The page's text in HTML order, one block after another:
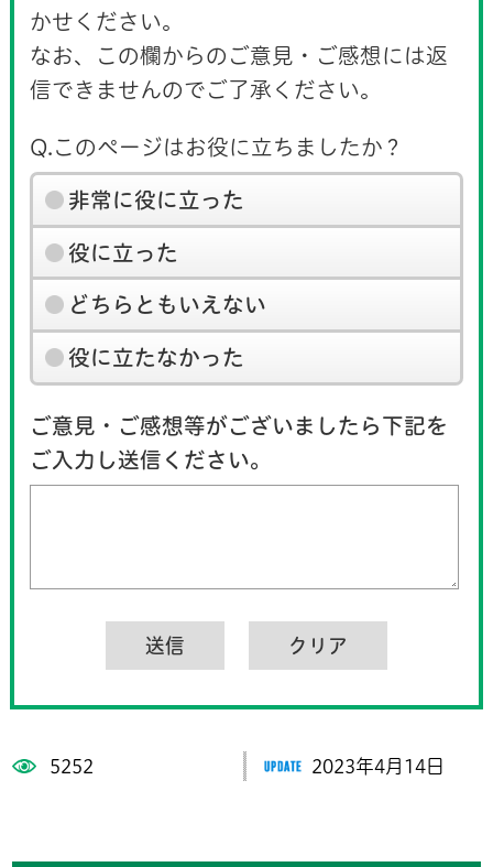
かせください。
なお、この欄からのご意見・ご感想には返
信できませんのでご了承ください。
Q.このページはお役に立ちましたか？
非常に役に立った
役に立った
どちらともいえない
役に立たなかった
ご意見・ご感想等がございましたら下記を
ご入力し送信ください。
5252 2023年4月14日